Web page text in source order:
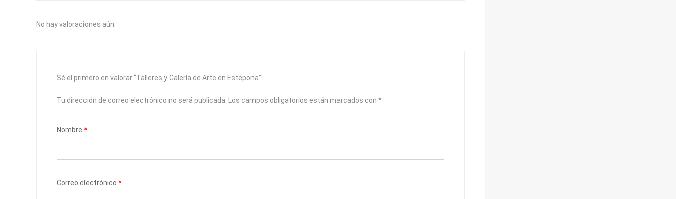
No hay valoraciones aún.
Sé el primero en valorar “Talleres y Galería de Arte en Estepona”
Tu dirección de correo electrónico no será publicada. Los campos obligatorios están marcados con *
Nombre *
Correo electrónico *